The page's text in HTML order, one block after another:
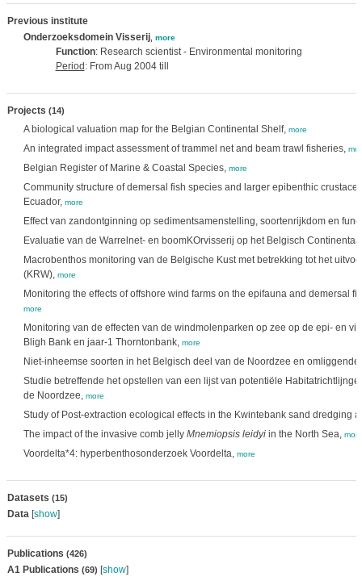
Previous institute
Onderzoeksdomein Visserij, more
Function: Research scientist - Environmental monitoring
Period : From Aug 2004 till
Projects (14)
A biological valuation map for the Belgian Continental Shelf, more
An integrated impact assessment of trammel net and beam trawl fisheries,
Belgian Register of Marine & Coastal Species, more
Community structure of demersal fish species and larger epibenthic
Ecuador, more
Effect van zandontginning op sedimentsamenstelling, soortenrijkdom en
Evaluatie van de Warrelnet- en boomKOrvisserij op het Belgisch
Macrobenthos monitoring van de Belgische Kust met betrekking tot het
(KRW), more
Monitoring the effects of offshore wind farms on the epifauna and demersal
more
Monitoring van de effecten van de windmolenparken op zee op de epi- en
Bligh Bank en jaar-1 Thorntonbank, more
Niet-inheemse soorten in het Belgisch deel van de Noordzee en
Studie betreffende het opstellen van een lijst van potentiële
de Noordzee, more
Study of Post-extraction ecological effects in the Kwintebank sand dredging
The impact of the invasive comb jelly Mnemiopsis leidyiin the North Sea, more
Voordelta*4: hyperbenthosonderzoek Voordelta, more
Datasets (15)
Data[show]
Publications (426)
A1 Publications (69) [show]